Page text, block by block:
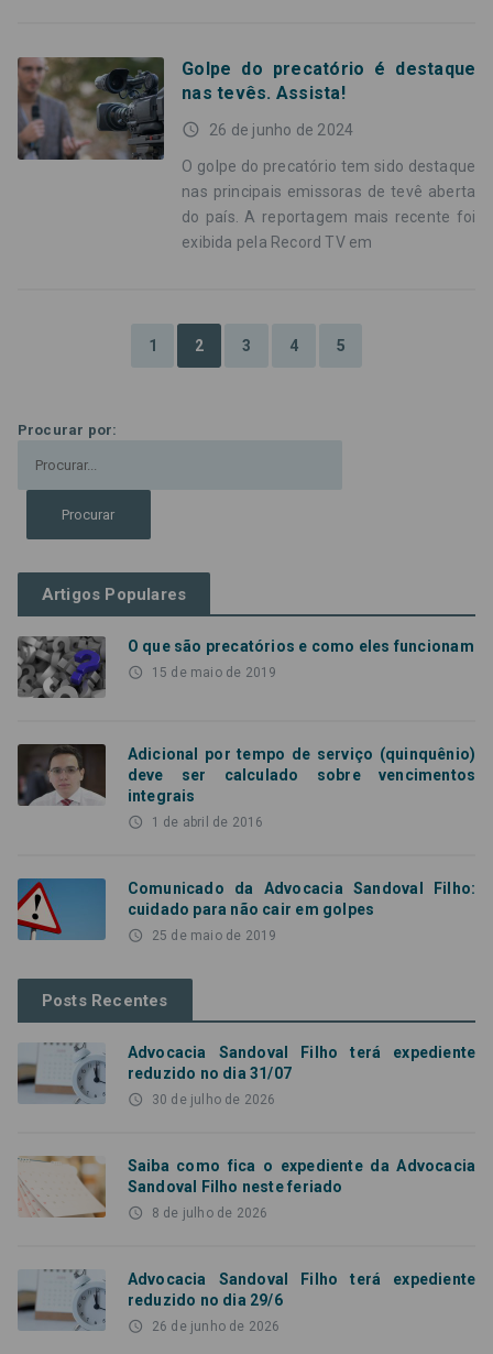
Golpe do precatório é destaque
nas tevês. Assista!
access_time 26 de junho de 2024
O golpe do precatório tem sido destaque
nas principais emissoras de tevê aberta
do país. A reportagem mais recente foi
exibida pela Record TV em
1 2 3 4 5
Procurar por:
Artigos Populares
O que são precatórios e como eles funcionam
access_time 15 de maio de 2019
Adicional por tempo de serviço (quinquênio)
deve ser calculado sobre vencimentos
integrais
access_time 1 de abril de 2016
Comunicado da Advocacia Sandoval Filho:
cuidado para não cair em golpes
access_time 25 de maio de 2019
Posts Recentes
Advocacia Sandoval Filho terá expediente
reduzido no dia 31/07
access_time 30 de julho de 2026
Saiba como fica o expediente da Advocacia
Sandoval Filho neste feriado
access_time 8 de julho de 2026
Advocacia Sandoval Filho terá expediente
reduzido no dia 29/6
access_time 26 de junho de 2026